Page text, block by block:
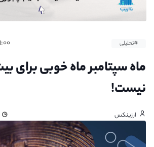
#تحلیلی ۰۱:۰۰ جمعه
ماه سپتامبر ماه خوبی برای
نیست!
ارزینکس